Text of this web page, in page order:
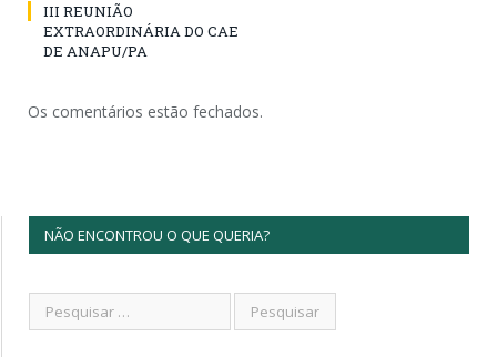
III REUNIÃO
EXTRAORDINÁRIA DO CAE
DE ANAPU/PA
Os comentários estão fechados.
NÃO ENCONTROU O QUE QUERIA?